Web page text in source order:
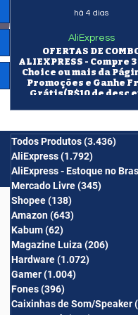
OFERTAS DE
ALIEXPRESS - Compre
Choice ou mais da
Promoções e Ganhe
Grátis(R$10 de desc
AliExpress
há 4 dias
Todos Produtos(3.436)
AliExpress(1.792)
AliExpress - Estoque no
Mercado Livre(345)
Shopee(138)
Amazon(643)
Kabum(62)
Magazine Luiza (206)
Hardware(1.072)
Gamer(1.004)
Fones(396)
Caixinhas de Som/Speaker